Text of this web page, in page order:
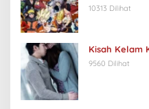
10313 Dilihat
Kisah Kelam
9560 Dilihat